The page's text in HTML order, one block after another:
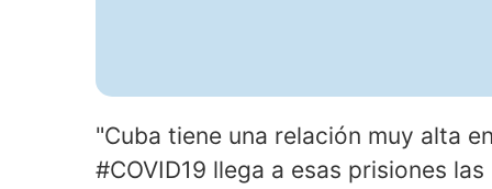
"Cuba tiene una relación muy alta
#COVID19 llega a esas prisiones